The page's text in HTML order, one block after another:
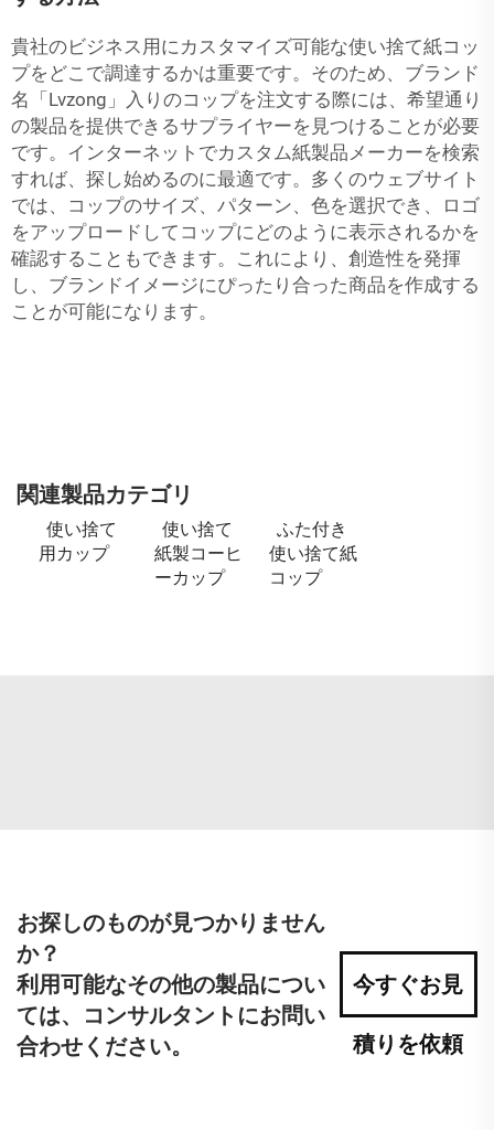
貴社のビジネス用にカスタマイズ可能な使い捨て紙コッ
プをどこで調達するかは重要です。そのため、ブランド
名「Lvzong」入りのコップを注文する際には、希望通り
の製品を提供できるサプライヤーを見つけることが必要
です。インターネットでカスタム紙製品メーカーを検索
すれば、探し始めるのに最適です。多くのウェブサイト
では、コップのサイズ、パターン、色を選択でき、ロゴ
をアップロードしてコップにどのように表示されるかを
確認することもできます。これにより、創造性を発揮
し、ブランドイメージにぴったり合った商品を作成する
ことが可能になります。
関連製品カテゴリ
使い捨て
用カップ
使い捨て
紙製コーヒ
ーカップ
ふた付き
使い捨て紙
コップ
お探しのものが見つかりません
か？
利用可能なその他の製品につい
ては、コンサルタントにお問い
合わせください。
今すぐお見
積りを依頼